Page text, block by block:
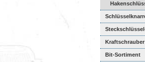
Kraftschrauber
Bit-Sortiment